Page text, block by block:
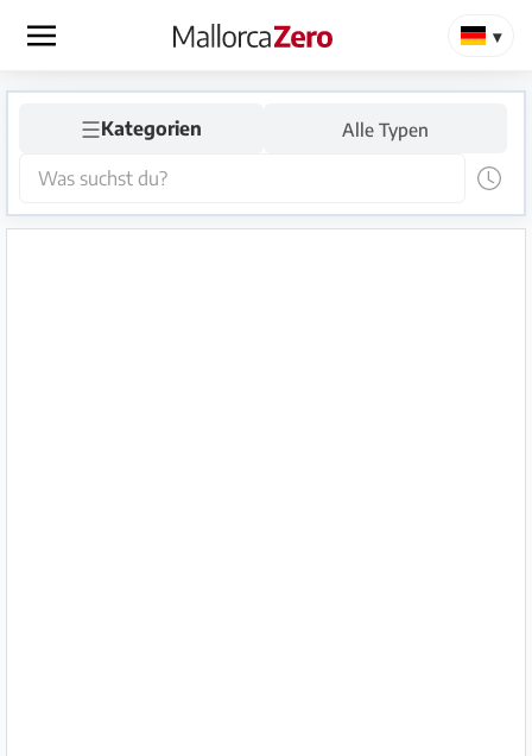
×
Startseite
Anzeige
aufgeben
☰Kategorien Alle Typen